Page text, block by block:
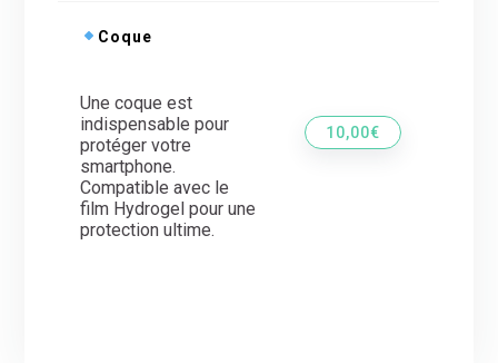
Coque
Une coque est
indispensable pour
protéger votre
smartphone.
Compatible avec le
film Hydrogel pour une
protection ultime.
10,00€